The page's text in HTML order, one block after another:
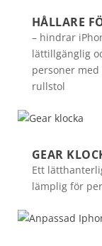
HÅLLARE
– hindrar
lättillgänglig
personer
rullstol
GEAR
Ett
lämplig för